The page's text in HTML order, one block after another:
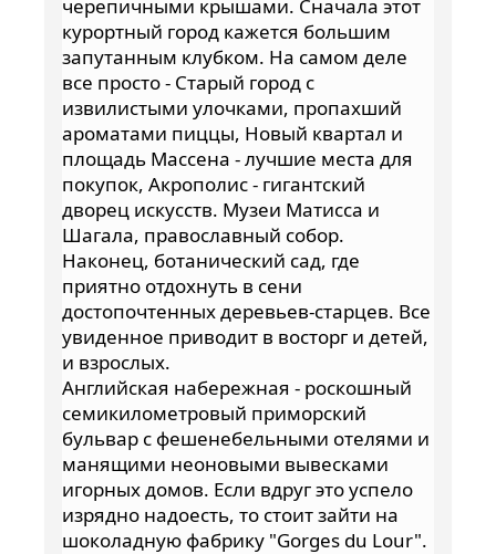
черепичными крышами. Сначала этот
курортный город кажется большим
запутанным клубком. На самом деле
все просто - Старый город с
извилистыми улочками, пропахший
ароматами пиццы, Новый квартал и
площадь Массена - лучшие места для
покупок, Акрополис - гигантский
дворец искусств. Музеи Матисса и
Шагала, православный собор.
Наконец, ботанический сад, где
приятно отдохнуть в сени
достопочтенных деревьев-старцев. Все
увиденное приводит в восторг и детей,
и взрослых.
Английская набережная - роскошный
семикилометровый приморский
бульвар с фешенебельными отелями и
манящими неоновыми вывесками
игорных домов. Если вдруг это успело
изрядно надоесть, то стоит зайти на
шоколадную фабрику "Gorges du Lour".